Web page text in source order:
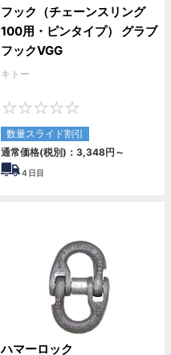
フック（チェーンスリング
100用・ピンタイプ） グラブ
フックVGG
キトー
数量スライド割引
通常価格(税別)： 3,348円 ～
4日目
ハマーロック